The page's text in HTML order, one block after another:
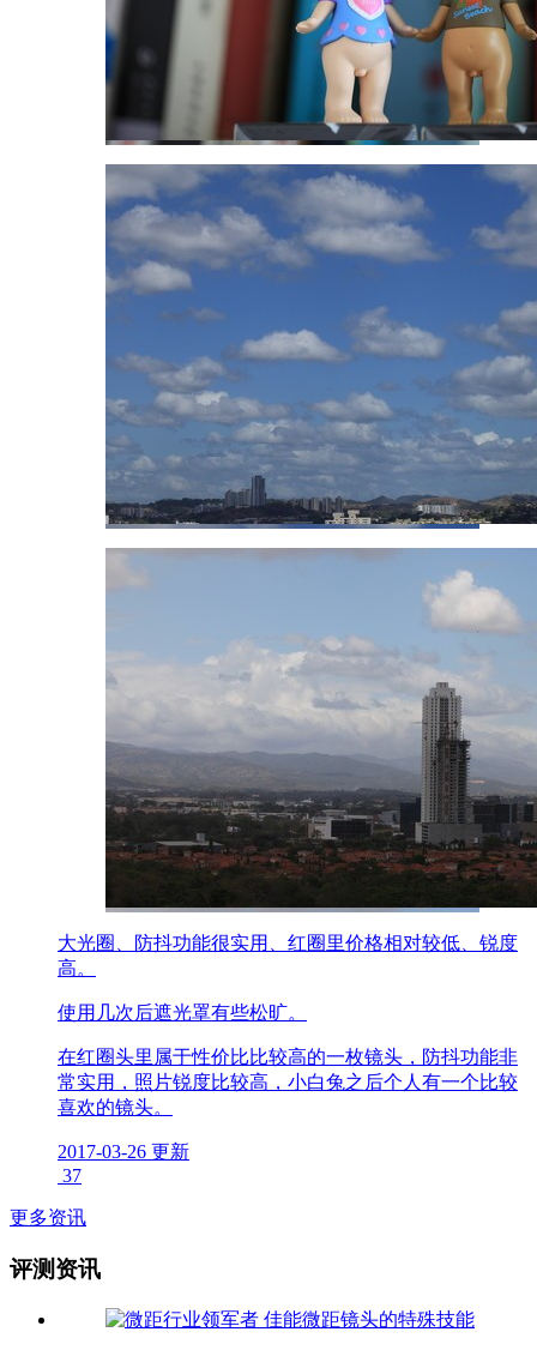
大光圈、防抖功能很实用、红圈里价格相对较低、锐度
高。
使用几次后遮光罩有些松旷。
在红圈头里属于性价比比较高的一枚镜头，防抖功能非
常实用，照片锐度比较高，小白兔之后个人有一个比较
喜欢的镜头。
2017-03-26 更新
37
更多资讯
评测资讯